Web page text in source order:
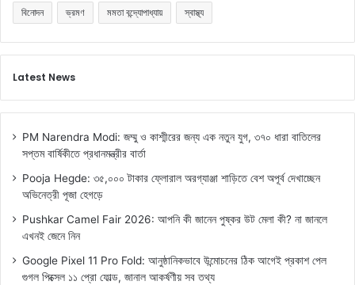
বিনোদন ভ্রমণ মমতা বন্দ্যোপাধ্যায় স্বাস্থ্য
Latest News
PM Narendra Modi: জম্মু ও কাশ্মীরের জন্য এক নতুন যুগ, ৩৭০ ধারা বাতিলের
সপ্তম বার্ষিকীতে প্রধানমন্ত্রীর বার্তা
Pooja Hegde: ৩৫,০০০ টাকার ফ্লোরাল অরগ্যাঞ্জা শাড়িতে বেশ অপূর্ব দেখাচ্ছেন
অভিনেত্রী পূজা হেগড়ে
Pushkar Camel Fair 2026: আপনি কী জানেন পুষ্কর উট মেলা কী? না জানলে
এখনই জেনে নিন
Google Pixel 11 Pro Fold: আনুষ্ঠানিকভাবে উন্মোচনের ঠিক আগেই প্রকাশ পেল
গুগল পিক্সেল ১১ প্রো ফোল্ড, জানাল আকর্ষণীয় সব তথ্য